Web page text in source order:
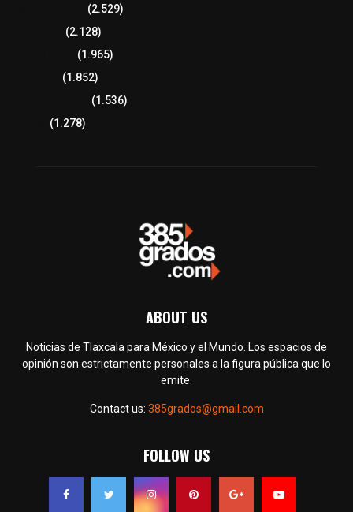
(2.529)
(2.128)
(1.965)
(1.852)
(1.536)
(1.278)
ABOUT US
Noticias de Tlaxcala para México y el Mundo. Los espacios de
opinión son estrictamente personales a la figura pública que lo
emite.
Contact us: 385grados@gmail.com
FOLLOW US